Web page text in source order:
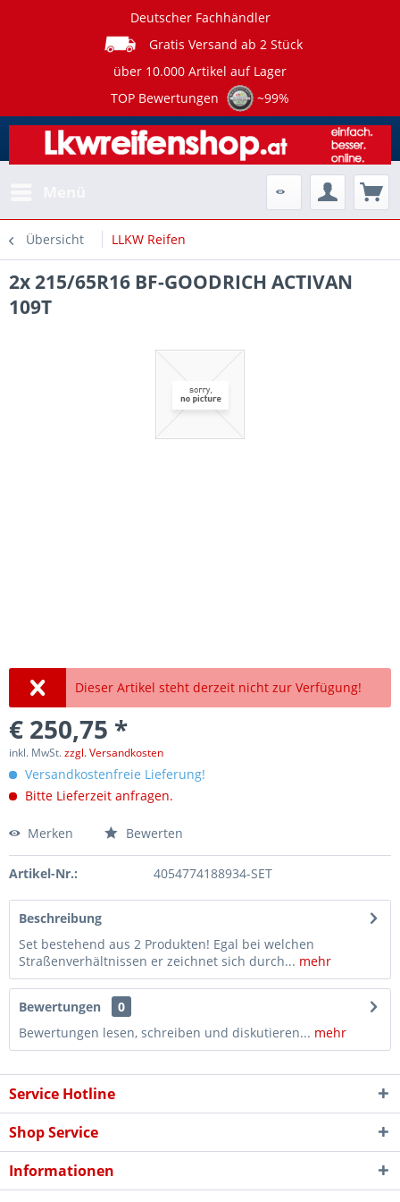
Deutscher Fachhändler
Gratis Versand ab 2 Stück
über 10.000 Artikel auf Lager
TOP Bewertungen
~99%
Übersicht LLKW Reifen
2x 215/65R16 BF-GOODRICH ACTIVAN
109T
Dieser Artikel steht derzeit nicht zur Verfügung!
€ 250,75 *
inkl. MwSt.zzgl. Versandkosten
Versandkostenfreie Lieferung!
Bitte Lieferzeit anfragen.
Merken Bewerten
Artikel-Nr.: 4054774188934-SET
Beschreibung
Set bestehend aus 2 Produkten! Egal bei welchen
Straßenverhältnissen er zeichnet sich durch... mehr
Bewertungen
0
Bewertungen lesen, schreiben und diskutieren... mehr
Service Hotline
Shop Service
Informationen